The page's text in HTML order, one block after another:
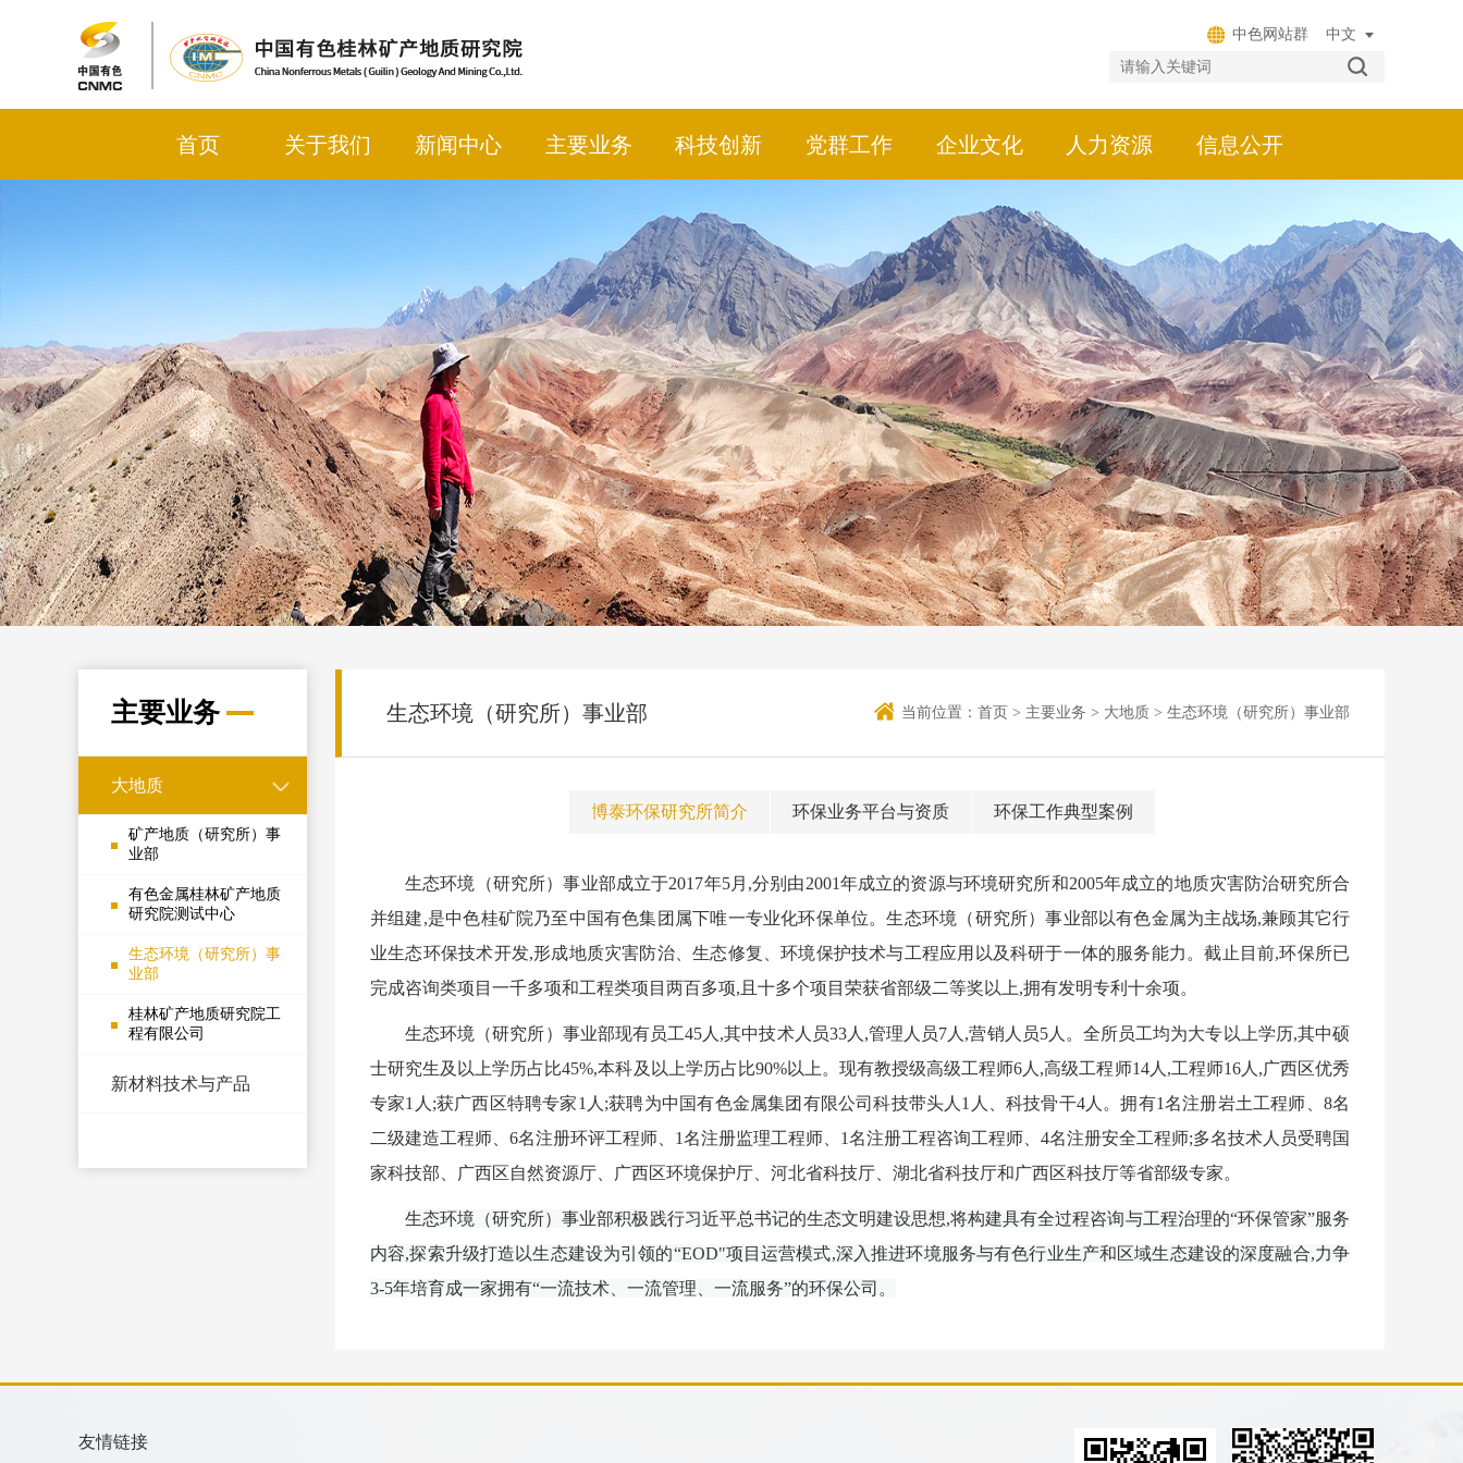
中色网站群
首页 关于我们 新闻中心 主要业务 科技创新 党群工作 企业文化 人力资源 信息公开
主要业务
大地质
矿产地质（研究所）事
业部
有色金属桂林矿产地质
研究院测试中心
生态环境（研究所）事
业部
桂林矿产地质研究院工
程有限公司
新材料技术与产品
生态环境（研究所）事业部 当前位置： 首页 > 主要业务 > 大地质 > 生态环境（研究所）事业部
博泰环保研究所简介 环保业务平台与资质 环保工作典型案例
生态环境（研究所）事业部成立于2017年5月,分别由2001年成立的资源与环境研究所和2005年成立的地质灾害防治研究所合
并组建,是中色桂矿院乃至中国有色集团属下唯一专业化环保单位。生态环境（研究所）事业部 以有色金属为主战场,兼顾其它行
业生态环保技术开发,形成地质灾害防治、生态修复、环境保护技术与工程应用以及科研于一体的服务能力。截止目前,环保所已
完成咨询类项目一千多项和工程类项目两百多项,且十多个项目荣获省部级二等奖以上,拥有发明专利十余项。
生态环境（研究所）事业部现有员工45人,其中技术人员33人,管理人员7人,营销人员5人。 全所员工均为大专以上学历,其中硕
士研究生及以上学历占比45%,本科及以上学历占比90%以上。 现有教授级高级工程师6人,高级工程师14人,工程师16人,广西区优秀
专家1人;获广西区特聘专家1人;获聘为中国有色金属集团有限公司科技带头人1人、科技骨干4人。拥有1名注册岩土工程师、8名
二级建造工程师、6名注册环评工程师、1名注册监理工程师、1名注册工程咨询工程师、4名注册安全工程师;多名技术人员受聘国
家科技部、广西区自然资源厅、广西区环境保护厅、河北省科技厅、湖北省科技厅和广西区科技厅等省部级专家。
生态环境（研究所）事业部积极践行习近平总书记的生态文明建设思想,将构建具有全过程咨询与工程治理的“环保管家”服务
内容,探索升级打造以生态建设为引领的“EOD"项目运营模式,深入推进环境服务与有色行业生产和区域生态建设的深度融合,力争
3-5年培育成一家拥有“一流技术、一流管理、一流服务”的环保公司。
友情链接